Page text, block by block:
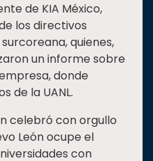
de KIA México,
los directivos
quienes,
un informe sobre
donde
de la UANL.
celebró con orgullo
León ocupe el
con